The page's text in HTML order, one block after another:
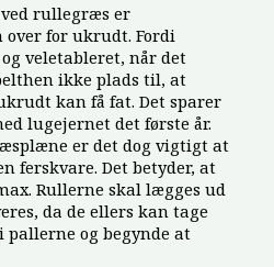
ved rullegræs er
for ukrudt. Fordi
veletableret, når det
ikke plads til, at
kan få fat. Det sparer
lugejernet det første år.
er det dog vigtigt at
ferskvare. Det betyder, at
Rullerne skal lægges ud
da de ellers kan tage
og begynde at